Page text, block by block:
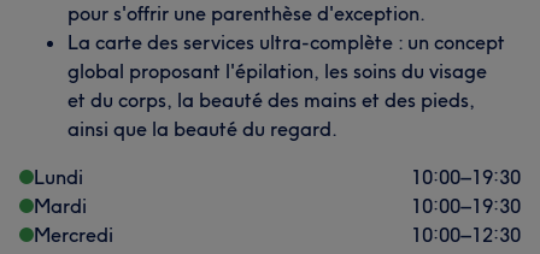
pour s'offrir une parenthèse d'exception.
La carte des services ultra-complète : un concept
global proposant l'épilation, les soins du visage
et du corps, la beauté des mains et des pieds,
ainsi que la beauté du regard.
Lundi
10:00–19:30
Mardi
10:00–19:30
Mercredi
10:00–12:30